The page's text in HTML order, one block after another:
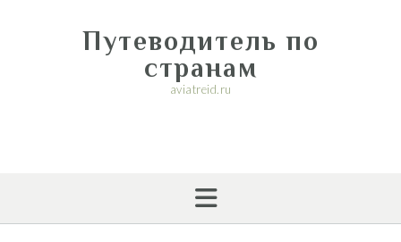
Путеводитель по
странам
aviatreid.ru